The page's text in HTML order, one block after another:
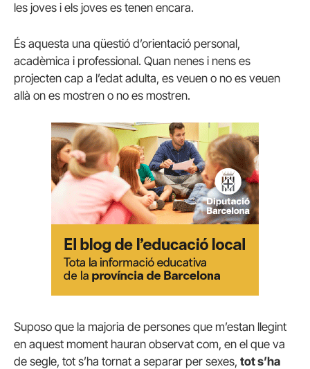
les joves i els joves es tenen encara.
És aquesta una qüestió d’orientació personal,
acadèmica i professional. Quan nenes i nens es
projecten cap a l’edat adulta, es veuen o no es veuen
allà on es mostren o no es mostren.
Suposo que la majoria de persones que m’estan llegint
en aquest moment hauran observat com, en el que va
de segle, tot s’ha tornat a separar per sexes, tot s’ha